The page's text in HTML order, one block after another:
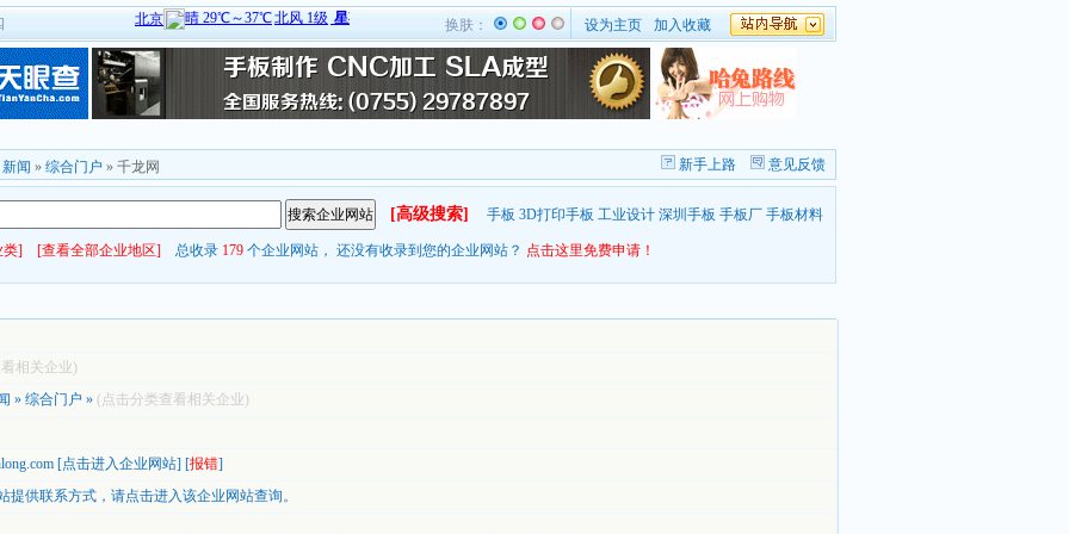
换肤： 设为主页 加入收藏
新闻 » 综合门户 » 千龙网 新手上路 意见反馈
[高级搜索] 手板 3D打印手板 工业设计 深圳手板 手板厂 手板材料
类] [查看全部企业地区] 总收录 179 个企业网站， 还没有收录到您的企业网站？ 点击这里免费申请！
相关企业)
» 综合门户 » (点击分类查看相关企业)
[点击进入企业网站] [报错]
提供联系方式， 请点击进入该企业网站查询。